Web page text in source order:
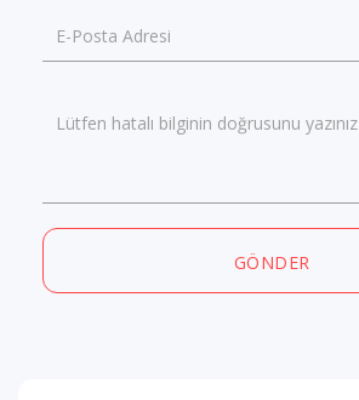
E-Posta Adresi
Lütfen hatalı bilginin doğrusunu yazınız
GÖNDER